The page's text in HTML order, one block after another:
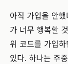
아직 가입을 안
가 너무 행복할
위 코드를 가입하
있다. 하나는 주